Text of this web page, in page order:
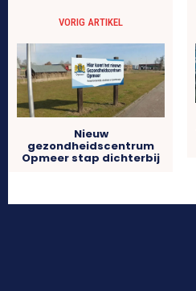
VORIG ARTIKEL
Nieuw
gezondheidscentrum
Opmeer stap dichterbij